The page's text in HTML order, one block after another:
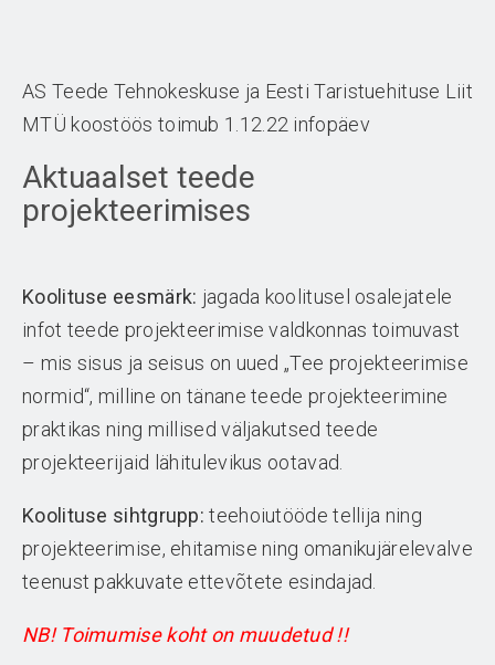
AS Teede Tehnokeskuse ja Eesti Taristuehituse Liit
MTÜ koostöös toimub 1.12.22 infopäev
Aktuaalset teede
projekteerimises
Koolituse eesmärk: jagada koolitusel osalejatele
infot teede projekteerimise valdkonnas toimuvast
– mis sisus ja seisus on uued „Tee projekteerimise
normid“, milline on tänane teede projekteerimine
praktikas ning millised väljakutsed teede
projekteerijaid lähitulevikus ootavad.
Koolituse sihtgrupp: teehoiutööde tellija ning
projekteerimise, ehitamise ning omanikujärelevalve
teenust pakkuvate ettevõtete esindajad.
NB! Toimumise koht on muudetud !!